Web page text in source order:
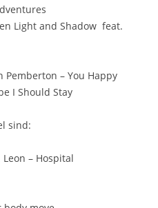
Light and Shadow feat.
Pemberton – You Happy
I Should Stay
sind:
Leon – Hospital